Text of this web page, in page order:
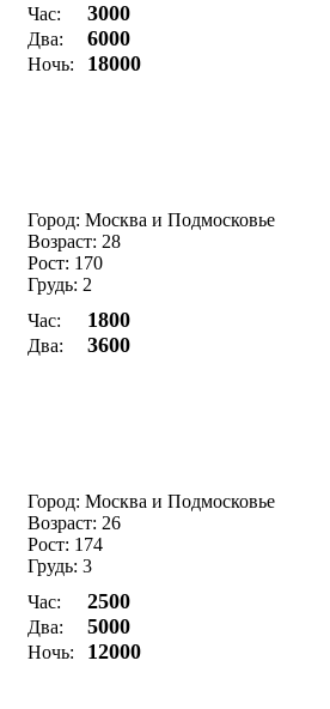
Час:
3000
Два: 6000
Ночь: 18000
Город: Москва и Подмосковье
Возраст: 28
Рост: 170
Грудь: 2
Час:
1800
Два: 3600
Город: Москва и Подмосковье
Возраст: 26
Рост: 174
Грудь: 3
Час:
2500
Два: 5000
Ночь: 12000